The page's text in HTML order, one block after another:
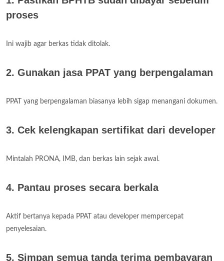
proses
Ini wajib agar berkas tidak ditolak.
2. Gunakan jasa PPAT yang berpengalaman
PPAT yang berpengalaman biasanya lebih sigap menangani dokumen.
3. Cek kelengkapan sertifikat dari developer
Mintalah PRONA, IMB, dan berkas lain sejak awal.
4. Pantau proses secara berkala
Aktif bertanya kepada PPAT atau developer mempercepat
penyelesaian.
5. Simpan semua tanda terima pembayaran